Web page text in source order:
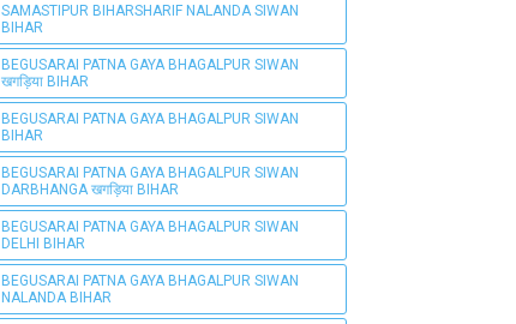
SAMASTIPUR BIHARSHARIF NALANDA SIWAN
BIHAR
BEGUSARAI PATNA GAYA BHAGALPUR SIWAN
खगड़िया BIHAR
BEGUSARAI PATNA GAYA BHAGALPUR SIWAN
BIHAR
BEGUSARAI PATNA GAYA BHAGALPUR SIWAN
DARBHANGA खगड़िया BIHAR
BEGUSARAI PATNA GAYA BHAGALPUR SIWAN
DELHI BIHAR
BEGUSARAI PATNA GAYA BHAGALPUR SIWAN
NALANDA BIHAR